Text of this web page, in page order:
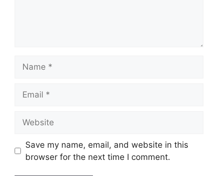
Save my name, email, and website in this
browser for the next time I comment.